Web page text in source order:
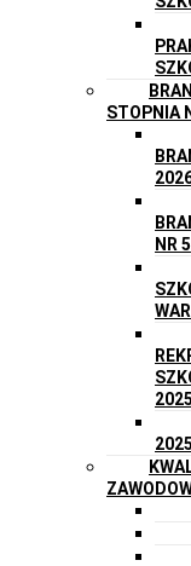
STOPNIA
NR 5